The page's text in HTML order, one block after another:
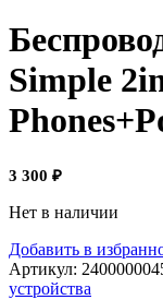
Simple
3 300 ₽
Нет в наличии
Добавить в
Артикул:
устройства